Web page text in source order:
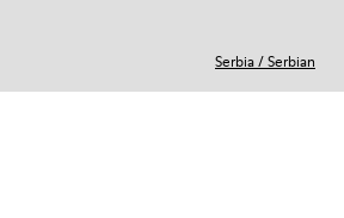
Serbia/Serbian